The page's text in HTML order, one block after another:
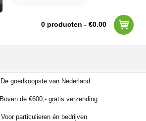
0 producten - €0.00
De goedkoopste van Nederland
Boven de €600,- gratis verzending
Voor particulieren én bedrijven